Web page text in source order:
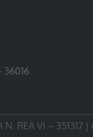
36016
REA VI – 351317